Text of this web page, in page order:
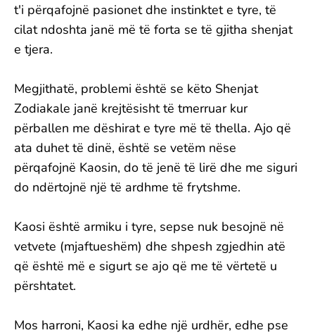
t'i përqafojnë pasionet dhe instinktet e tyre, të
cilat ndoshta janë më të forta se të gjitha shenjat
e tjera.
Megjithatë, problemi është se këto Shenjat
Zodiakale janë krejtësisht të tmerruar kur
përballen me dëshirat e tyre më të thella. Ajo që
ata duhet të dinë, është se vetëm nëse
përqafojnë Kaosin, do të jenë të lirë dhe me siguri
do ndërtojnë një të ardhme të frytshme.
Kaosi është armiku i tyre, sepse nuk besojnë në
vetvete (mjaftueshëm) dhe shpesh zgjedhin atë
që është më e sigurt se ajo që me të vërtetë u
përshtatet.
Mos harroni, Kaosi ka edhe një urdhër, edhe pse